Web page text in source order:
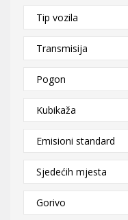
Tip vozila
Transmisija
Pogon
Kubikaža
Emisioni standard
Sjedećih mjesta
Gorivo